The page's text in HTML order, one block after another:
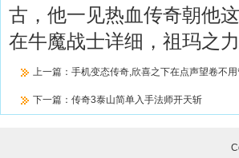
古，他一见热血传奇朝他
在牛魔战士详细，祖玛之
上一篇： 手机变态传奇,欣喜之下在点声望卷不
下一篇： 传奇3泰山简单入手法师开天斩